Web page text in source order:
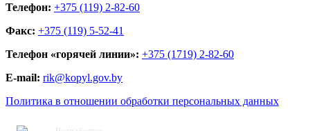
Телефон: +375 (119) 2-82-60
Факс: +375 (119) 5-52-41
Телефон «горячей линии»: +375 (1719) 2-82-60
E-mail: rik@kopyl.gov.by
Политика в отношении обработки персональных данных